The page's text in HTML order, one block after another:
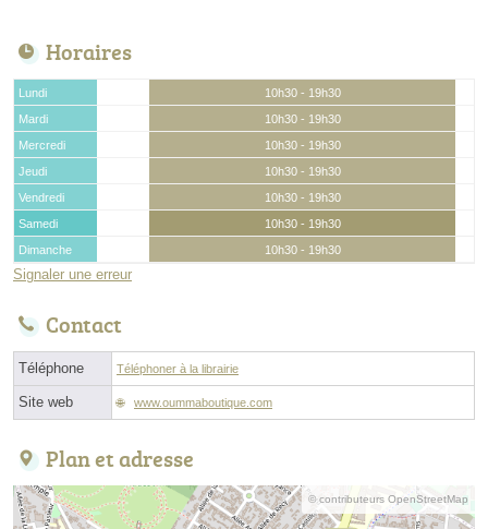
Horaires
Lundi
10h30 - 19h30
Mardi
10h30 - 19h30
Mercredi
10h30 - 19h30
Jeudi
10h30 - 19h30
Vendredi
10h30 - 19h30
Samedi
10h30 - 19h30
Dimanche
10h30 - 19h30
Signaler une erreur
Contact
Téléphone Téléphoner à la librairie
Site web www.oummaboutique.com
Plan et adresse
© contributeurs OpenStreetMap